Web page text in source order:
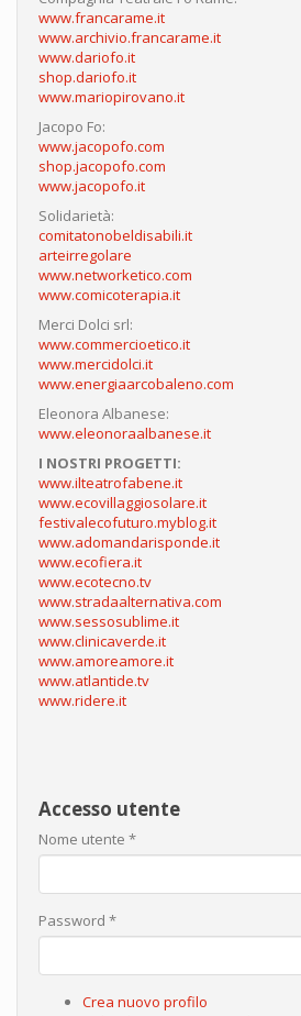
www.francarame.it
www.archivio.francarame.it
www.dariofo.it
shop.dariofo.it
www.mariopirovano.it
Jacopo Fo:
www.jacopofo.com
shop.jacopofo.com
www.jacopofo.it
Solidarietà:
comitatonobeldisabili.it
arteirregolare
www.networketico.com
www.comicoterapia.it
Merci Dolci srl:
www.commercioetico.it
www.mercidolci.it
www.energiaarcobaleno.com
Eleonora Albanese:
www.eleonoraalbanese.it
I NOSTRI PROGETTI:
www.ilteatrofabene.it
www.ecovillaggiosolare.it
festivalecofuturo.myblog.it
www.adomandarisponde.it
www.ecofiera.it
www.ecotecno.tv
www.stradaalternativa.com
www.sessosublime.it
www.clinicaverde.it
www.amoreamore.it
www.atlantide.tv
www.ridere.it
Accesso utente
Nome utente *
Password *
Crea nuovo profilo